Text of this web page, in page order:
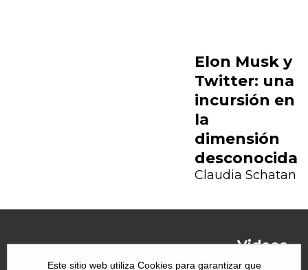
Elon Musk y
Twitter: una
incursión en
la
dimensión
desconocida
Claudia Schatan
Videos
Este sitio web utiliza Cookies para garantizar que